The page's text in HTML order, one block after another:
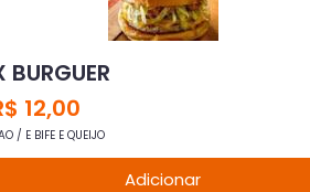
BURGUER
12,00
/ E BIFE E QUEIJO
Adicionar